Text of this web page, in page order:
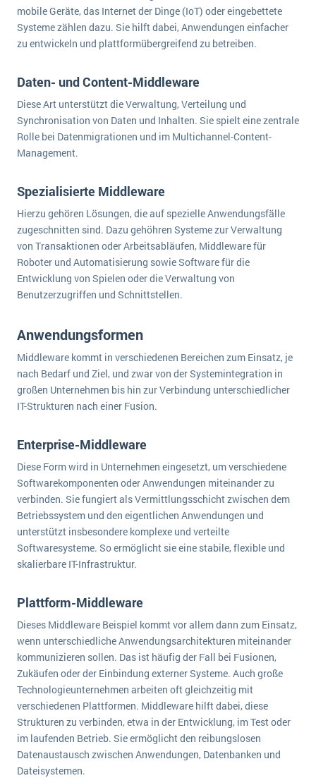
mobile Geräte, das Internet der Dinge (IoT) oder eingebettete
Systeme zählen dazu. Sie hilft dabei, Anwendungen einfacher
zu entwickeln und plattformübergreifend zu betreiben.
Daten- und Content-Middleware
Diese Art unterstützt die Verwaltung, Verteilung und
Synchronisation von Daten und Inhalten. Sie spielt eine zentrale
Rolle bei Datenmigrationen und im Multichannel-Content-
Management.
Spezialisierte Middleware
Hierzu gehören Lösungen, die auf spezielle Anwendungsfälle
zugeschnitten sind. Dazu gehöhren Systeme zur Verwaltung
von Transaktionen oder Arbeitsabläufen, Middleware für
Roboter und Automatisierung sowie Software für die
Entwicklung von Spielen oder die Verwaltung von
Benutzerzugriffen und Schnittstellen.
Anwendungsformen
Middleware kommt in verschiedenen Bereichen zum Einsatz, je
nach Bedarf und Ziel, und zwar von der Systemintegration in
großen Unternehmen bis hin zur Verbindung unterschiedlicher
IT-Strukturen nach einer Fusion.
Enterprise-Middleware
Diese Form wird in Unternehmen eingesetzt, um verschiedene
Softwarekomponenten oder Anwendungen miteinander zu
verbinden. Sie fungiert als Vermittlungsschicht zwischen dem
Betriebssystem und den eigentlichen Anwendungen und
unterstützt insbesondere komplexe und verteilte
Softwaresysteme. So ermöglicht sie eine stabile, flexible und
skalierbare IT-Infrastruktur.
Plattform-Middleware
Dieses Middleware Beispiel kommt vor allem dann zum Einsatz,
wenn unterschiedliche Anwendungsarchitekturen miteinander
kommunizieren sollen. Das ist häufig der Fall bei Fusionen,
Zukäufen oder der Einbindung externer Systeme. Auch große
Technologieunternehmen arbeiten oft gleichzeitig mit
verschiedenen Plattformen. Middleware hilft dabei, diese
Strukturen zu verbinden, etwa in der Entwicklung, im Test oder
im laufenden Betrieb. Sie ermöglicht den reibungslosen
Datenaustausch zwischen Anwendungen, Datenbanken und
Dateisystemen.